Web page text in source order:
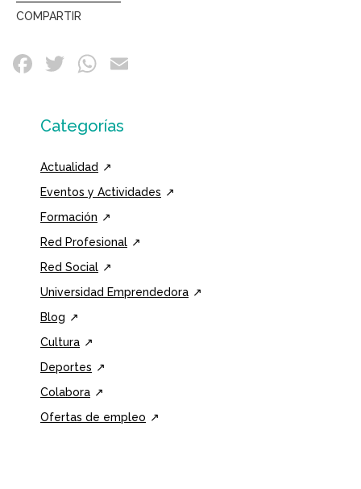
COMPARTIR
Categorías
Actualidad
Eventos y Actividades
Formación
Red Profesional
Red Social
Universidad Emprendedora
Blog
Cultura
Deportes
Colabora
Ofertas de empleo